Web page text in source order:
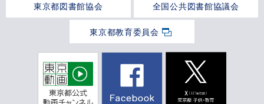
東京都図書館協会 全国公共図書館協議会
東京都教育委員会